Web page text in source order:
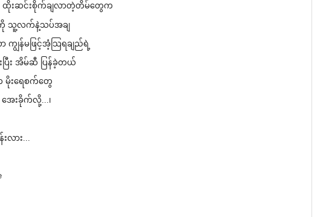
ထိုးဆင်းစိုက်ချလာတဲ့တိမ်​တွေက
သူ့လက်နဲ့သပ်အချ
ကျွန်မဖြင့်အံ့သြရချည်ရဲ့
ပြီး အိမ်ဆီ ပြန်ခဲ့တယ်
မိုး​ရေစက်​​တွေ
အေးခိုက်လို့...၊
လား...